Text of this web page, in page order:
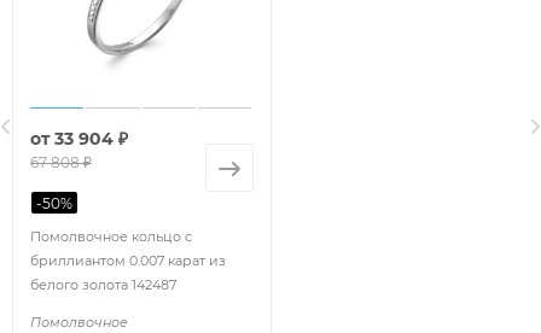
Помолвочное кольцо с
бриллиантом 0.007 карат из
белого золота 142487
Помолвочное
от33 904 ₽
67 808 ₽
-50%